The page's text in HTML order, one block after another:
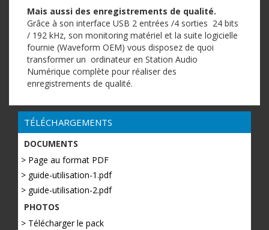
Mais aussi des enregistrements de qualité.
Grâce à son interface USB 2 entrées /4 sorties 24 bits
/ 192 kHz, son monitoring matériel et la suite logicielle
fournie (Waveform OEM) vous disposez de quoi
transformer un ordinateur en Station Audio
Numérique complète pour réaliser des
enregistrements de qualité.
TÉLÉCHARGEMENTS
DOCUMENTS
> Page au format PDF
> guide-utilisation-1.pdf
> guide-utilisation-2.pdf
PHOTOS
> Télécharger le pack